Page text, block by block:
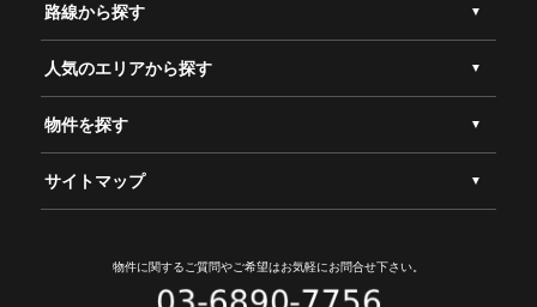
路線から探す
人気のエリアから探す
物件を探す
サイトマップ
物件に関するご質問やご希望はお気軽にお問合せ下さい。